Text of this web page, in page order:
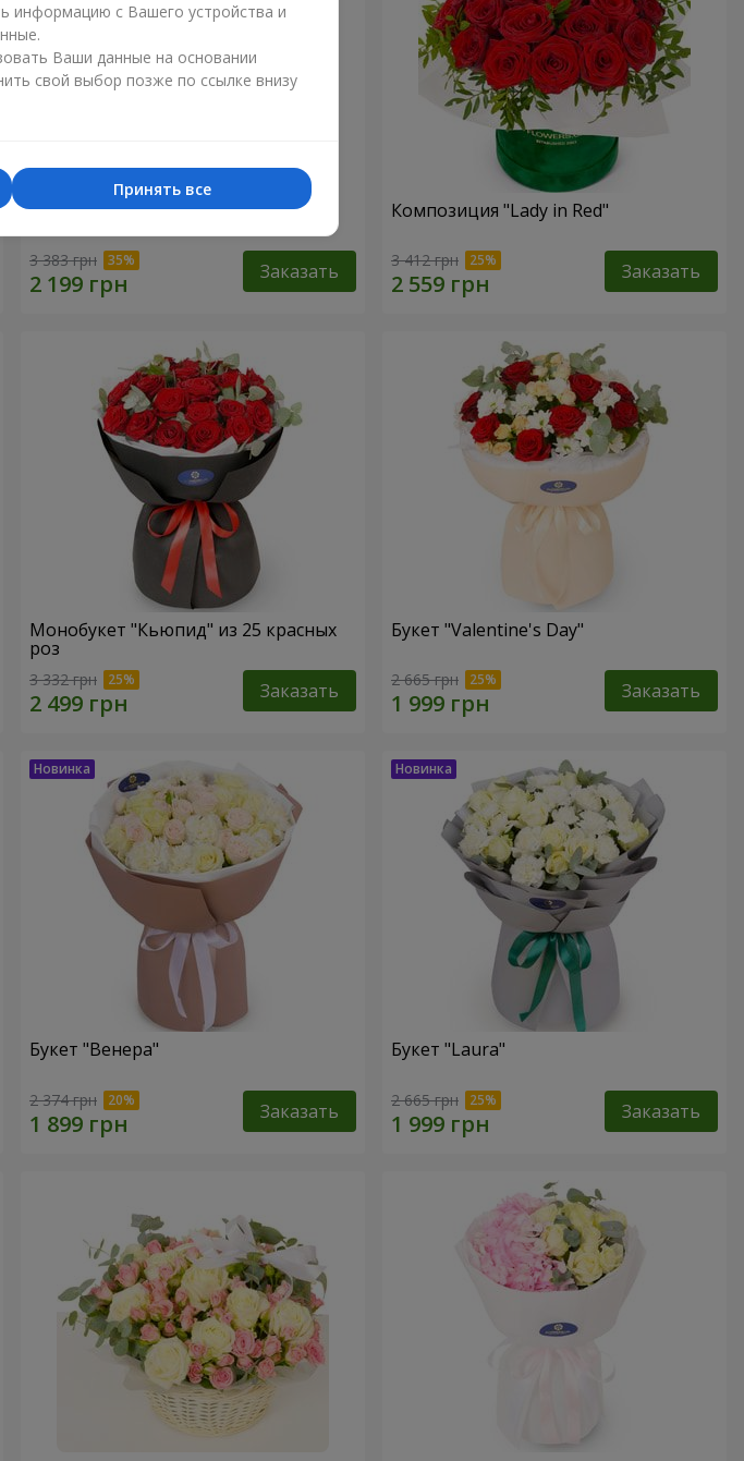
19 красных роз с Мишкой
3 383 грн Заказать
Композиция "Lady in Red"
3 412 грн Заказать
Монобукет "Кьюпид" из 25 красных
роз
3 332 грн Заказать
Букет "Valentine's Day"
2 665 грн Заказать
Букет "Венера"
2 374 грн Заказать
Букет "Laura"
2 665 грн Заказать
информацию с Вашего устройства и
Ваши данные на основании
свой выбор позже по ссылке внизу
Принять все